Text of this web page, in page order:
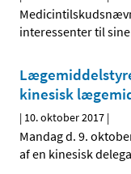
interessenter til
kinesisk
| 10. oktober 2017 |
Mandag d. 9.
af en kinesisk